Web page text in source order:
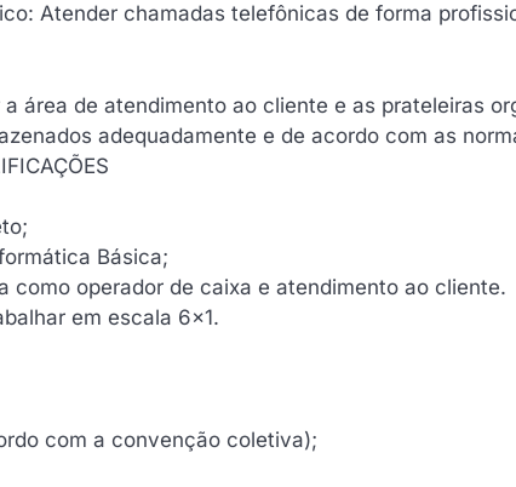
Atender chamadas telefônicas de forma
área de atendimento ao cliente e as prateleiras
adequadamente e de acordo com as
Básica;
como operador de caixa e atendimento ao cliente.
em escala 6×1.
com a convenção coletiva);